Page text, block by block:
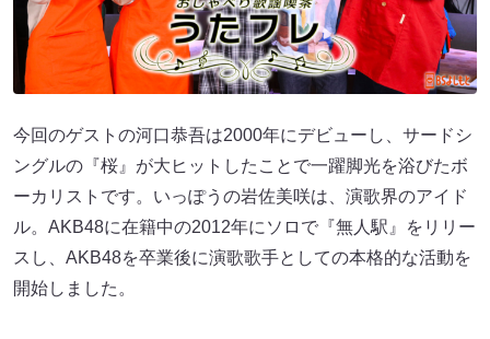
今回のゲストの河口恭吾は2000年にデビューし、サードシ
ングルの『桜』が大ヒットしたことで一躍脚光を浴びたボ
ーカリストです。いっぽうの岩佐美咲は、演歌界のアイド
ル。AKB48に在籍中の2012年にソロで『無人駅』をリリー
スし、AKB48を卒業後に演歌歌手としての本格的な活動を
開始しました。